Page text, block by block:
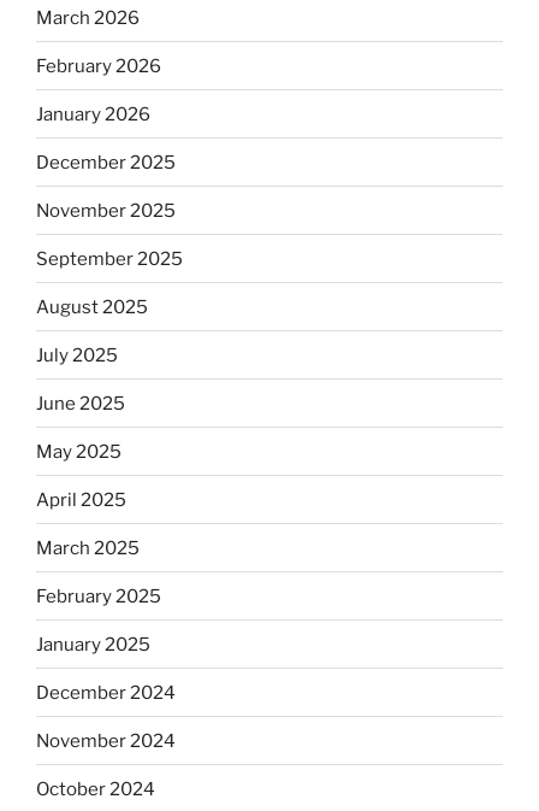
March 2026
February 2026
January 2026
December 2025
November 2025
September 2025
August 2025
July 2025
June 2025
May 2025
April 2025
March 2025
February 2025
January 2025
December 2024
November 2024
October 2024